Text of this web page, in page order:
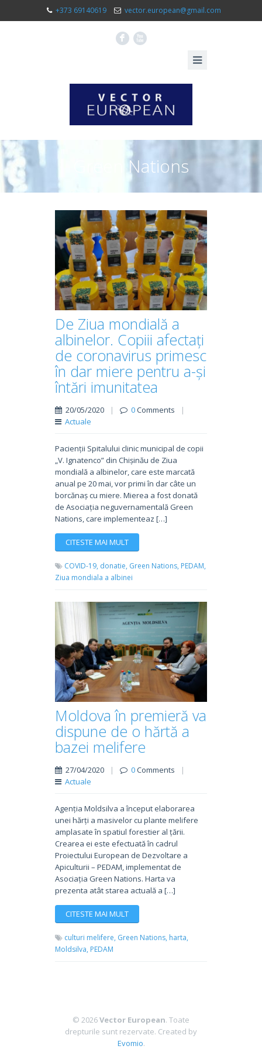
+373 69140619 vector.european@gmail.com
F X
Green Nations
De Ziua mondială a
albinelor. Copiii afectați
de coronavirus primesc
în dar miere pentru a-și
întări imunitatea
20/05/2020 | 0Comments
|
Actuale
Pacienții Spitalului clinic municipal de copii
„V. Ignatenco” din Chișinău de Ziua
mondială a albinelor, care este marcată
anual pe 20 mai, vor primi în dar câte un
borcănaș cu miere. Mierea a fost donată
de Asociația neguvernamentală Green
Nations, care implementeaz […]
CITESTE MAI MULT
COVID-19, donatie, Green Nations, PEDAM,
Ziua mondiala a albinei
Moldova în premieră va
dispune de o hărtă a
bazei melifere
27/04/2020 | 0Comments
|
Actuale
Agenția Moldsilva a început elaborarea
unei hărți a masivelor cu plante melifere
amplasate în spatiul forestier al țării.
Crearea ei este efectuată în cadrul
Proiectului European de Dezvoltare a
Apiculturii – PEDAM, implementat de
Asociația Green Nations. Harta va
prezenta atât starea actuală a […]
CITESTE MAI MULT
culturi melifere, Green Nations, harta,
Moldsilva, PEDAM
© 2026Vector European. Toate
drepturile sunt rezervate. Created by
Evomio.